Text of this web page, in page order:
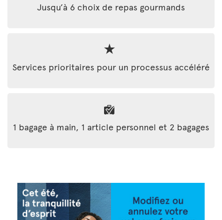
Jusqu’à 6 choix de repas gourmands
Services prioritaires pour un processus accéléré
1 bagage à main, 1 article personnel et 2 bagages